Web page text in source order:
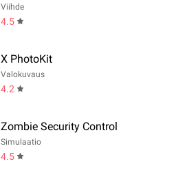
Viihde
4.5
X PhotoKit
Valokuvaus
4.2
Zombie Security Control
Simulaatio
4.5